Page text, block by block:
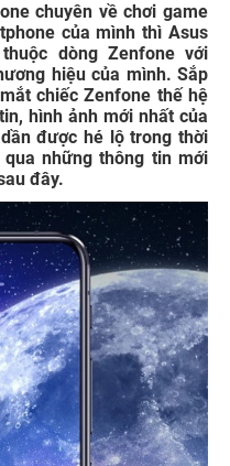
chuyên về chơi game
của mình thì Asus
dòng Zenfone với
hiệu của mình. Sắp
chiếc Zenfone thế hệ
hình ảnh mới nhất của
được hé lộ trong thời
những thông tin mới
đây.